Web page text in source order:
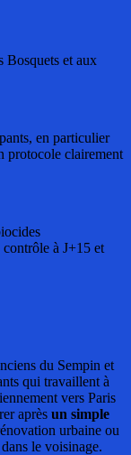
Bosquets et aux
en particulier
protocole clairement
à J+15 et
du Sempin et
qui travaillent à
vers Paris
après un simple
urbaine ou
le voisinage.